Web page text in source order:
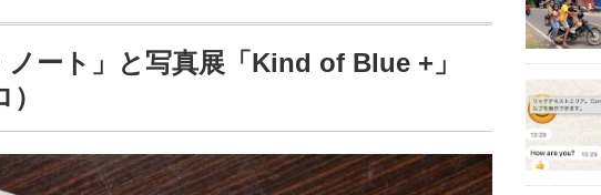
ート」と写真展「Kind of Blue +」